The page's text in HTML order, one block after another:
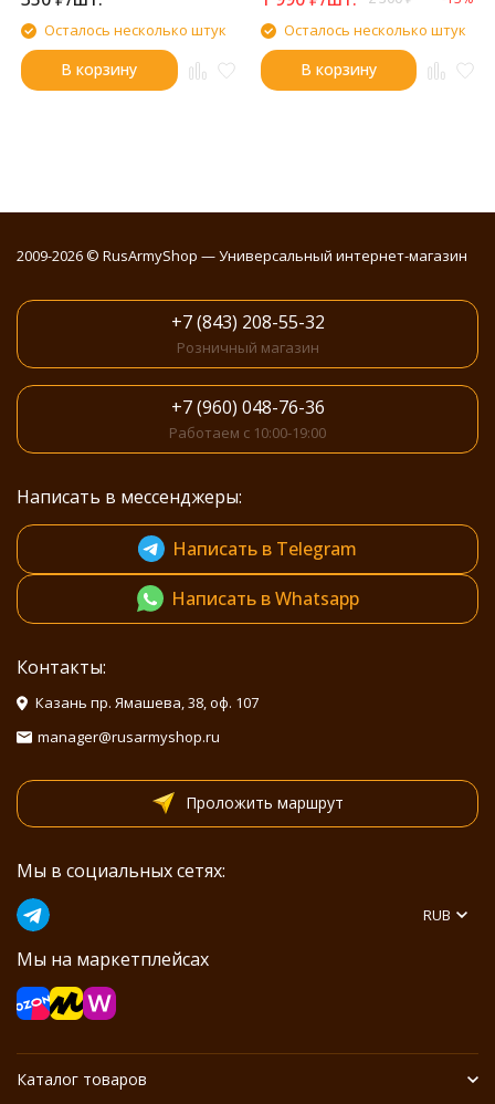
Осталось несколько штук
В корзину
Осталось несколько штук
В корзину
2009-2026 © RusArmyShop — Универсальный интернет-магазин
+7 (843) 208-55-32
Розничный магазин
+7 (960) 048-76-36
Работаем с 10:00-19:00
Написать в мессенджеры:
Написать в Telegram
Написать в Whatsapp
Контакты:
Казань пр. Ямашева, 38, оф. 107
manager@rusarmyshop.ru
Проложить маршрут
Мы в социальных сетях:
Мы на маркетплейсах
RUB
Каталог товаров